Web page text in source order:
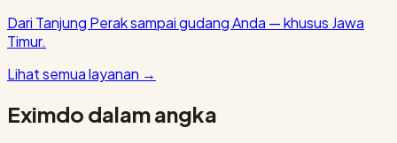
Dari Tanjung Perak sampai gudang Anda — khusus Jawa
Timur.
Lihat semua layanan →
Eximdo dalam angka